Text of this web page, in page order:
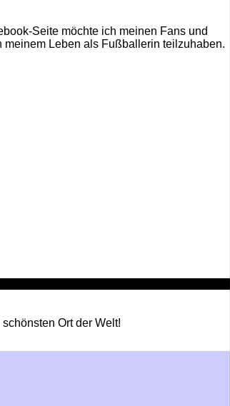
Seite möchte ich meinen Fans und
meinem Leben als Fußballerin teilzuhaben.
Ort der Welt!